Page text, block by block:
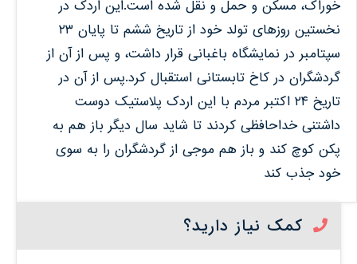
خوراک، مسکن و حمل و نقل شده است.این اردک در
نخستین روزهای تولد خود از تاریخ ششم تا پایان ۲۳
سپتامبر در نمایشگاه باغبانی قرار داشت، و پس از آن از
گردشگران در کاخ تابستانی استقبال کرد.پس از آن در
تاریخ ۲۴ اکتبر مردم با این اردک پلاستیک دوست
داشتنی خداحافظی کردند تا شاید سال دیگر باز هم به
پکن کوچ کند و باز هم موجی از گردشگران را به سوی
خود جذب کند
کمک نیاز دارید؟